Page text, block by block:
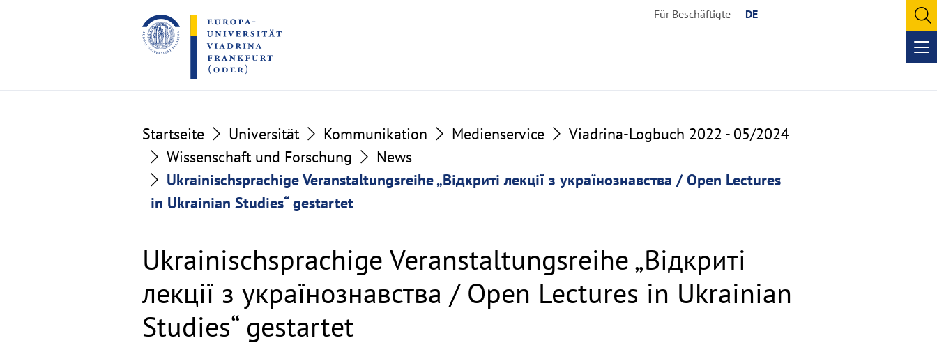
to
the
content
to
the
footer
Für Beschäftigte DE
Startseite Universität Kommunikation Medienservice
Viadrina-Logbuch 2022 - 05/2024
Wissenschaft und Forschung
News
Ukrainischsprachige Veranstaltungsreihe „Відкриті лекції з українознавства / Open Lectures
in Ukrainian Studies“ gestartet
Ukrainischsprachige Veranstaltungsreihe „Відкриті
лекції з українознавства / Open Lectures in Ukrainian
Studies“ gestartet